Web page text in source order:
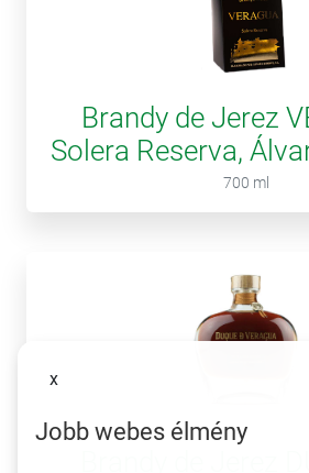
Brandy de Jerez
Solera Reserva,
700 ml
x
Jobb webes élmény